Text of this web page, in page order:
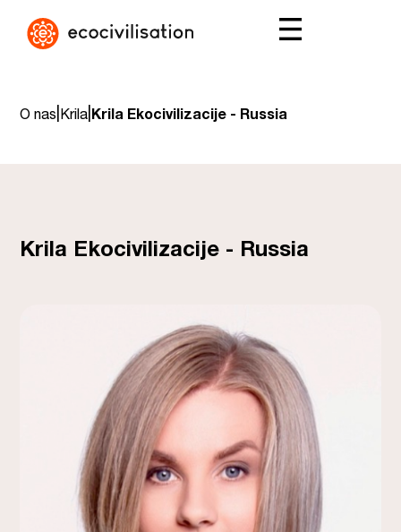
O nas Krila Krila Ekocivilizacije - Russia
Krila Ekocivilizacije - Russia